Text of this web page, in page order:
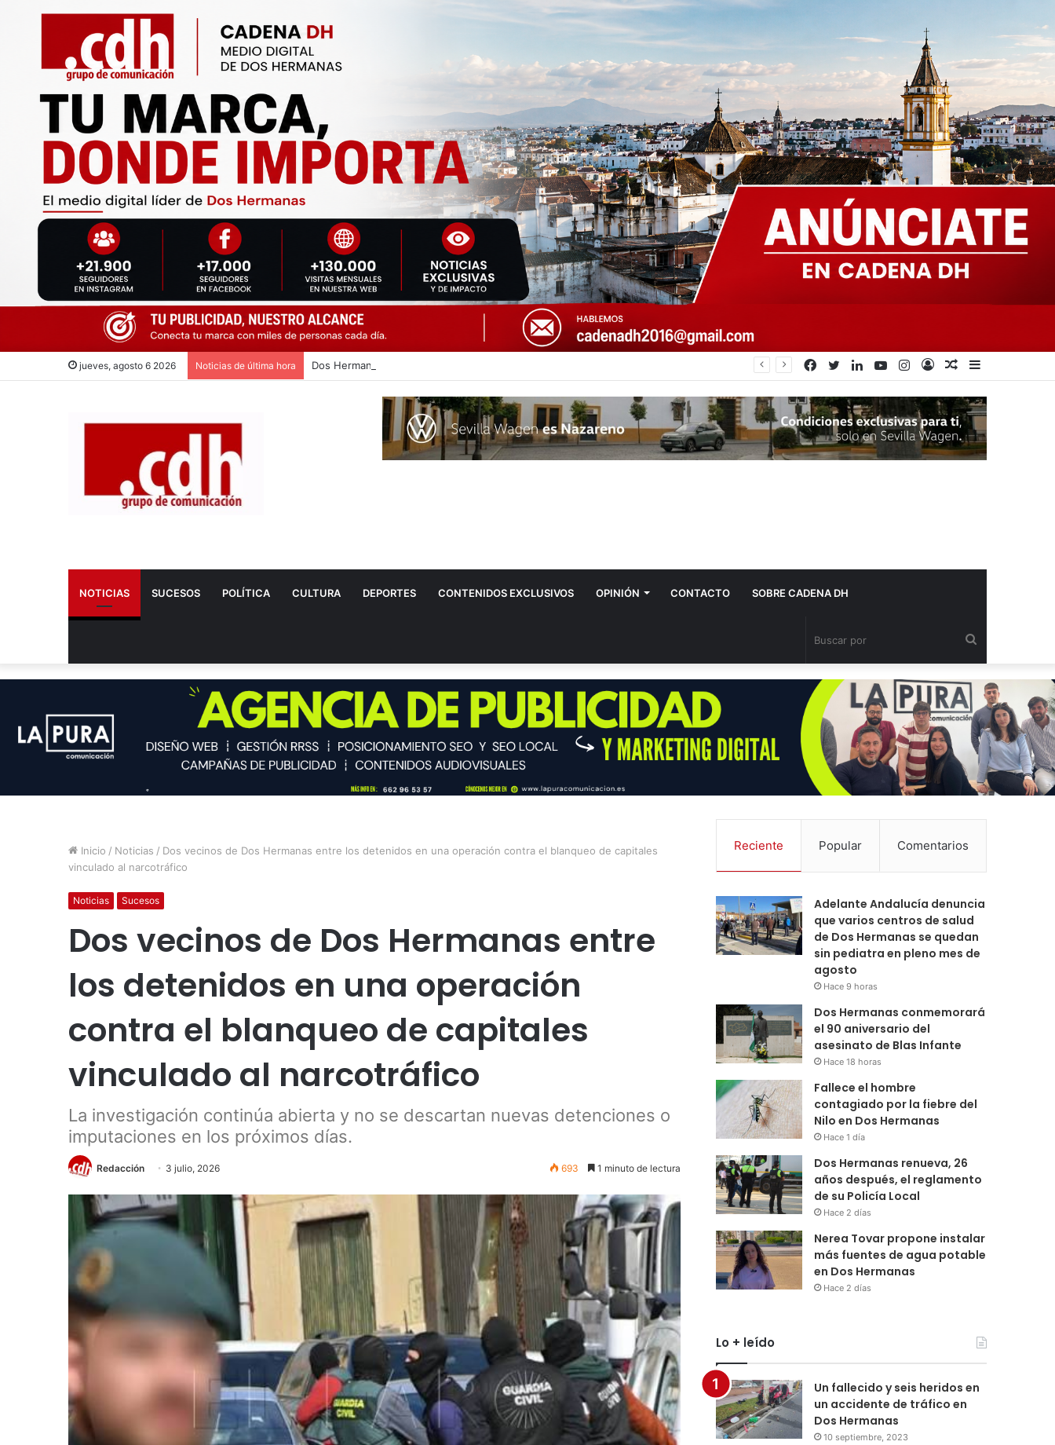
jueves, agosto 6 2026 Noticias de última hora Dos Hermanas renueva, 26 años después, el reglamento de su Policía Local
Barra
Publicación
azar
Acceso
Instagram
YouTube
LinkedIn
Twitter
Facebook
NOTICIAS SUCESOS POLÍTICA CULTURA DEPORTES CONTENIDOS EXCLUSIVOS OPINIÓN CONTACTO SOBRE CADENA DH
por
Inicio / Noticias / Dos vecinos de Dos Hermanas entre los detenidos en una operación contra el blanqueo de capitales
vinculado al narcotráfico
Noticias Sucesos
Dos vecinos de Dos Hermanas entre
los detenidos en una operación
contra el blanqueo de capitales
vinculado al narcotráfico
La investigación continúa abierta y no se descartan nuevas detenciones o
imputaciones en los próximos días.
Redacción 3 julio, 2026 693 1 minuto de lectura
Reciente Popular Comentarios
Adelante Andalucía denuncia
que varios centros de salud
de Dos Hermanas se quedan
sin pediatra en pleno mes de
agosto
Hace 9 horas
Dos Hermanas conmemorará
el 90 aniversario del
asesinato de Blas Infante
Hace 18 horas
Fallece el hombre
contagiado por la fiebre del
Nilo en Dos Hermanas
Hace 1 día
Dos Hermanas renueva, 26
años después, el reglamento
de su Policía Local
Hace 2 días
Nerea Tovar propone instalar
más fuentes de agua potable
en Dos Hermanas
Hace 2 días
Lo + leído
Un fallecido y seis heridos en
un accidente de tráfico en
Dos Hermanas
10 septiembre, 2023